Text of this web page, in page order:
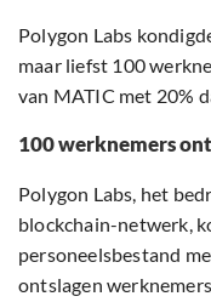
Polygon Labs
maar liefst 100
van MATIC met 20%
100 werknemers
Polygon Labs, het
blockchain-netwerk,
personeelsbestand
ontslagen